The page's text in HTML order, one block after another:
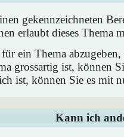
gekennzeichneten
erlaubt dieses Thema
ein Thema
grossartig ist, können
ist, können Sie es mit
Kann ich